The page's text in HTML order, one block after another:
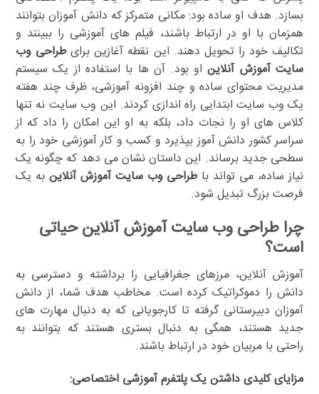
بسازد. هدف او ساده بود: مکانی متمرکز که دانش آموزان بتوانند
همزمان با او در ارتباط باشند، فیلم های آموزشی را ببینند و
تکالیف خود را تحویل دهند. این نقطه آغازین برایطراحی وب
سایت آموزش آنلایناو بود. آن ها با استفاده از یک سیستم
مدیریت محتوای ساده و چند افزونه آموزشی، ظرف چند هفته
یک وب سایت ابتدایی راه اندازی کردند. این وب سایت نه تنها
کلاس های او را نجات داد، بلکه به او این امکان را داد که از
سراسر کشور دانش آموز بپذیرد و کسب و کار آموزشی خود را به
سطحی جدید برساند. این داستان نشان می دهد که چگونه یک
نیاز ساده، می تواند باطراحی وب سایت آموزش آنلاین به یک
فرصت بزرگ تبدیل شود.
چرا طراحی وب سایت آموزش آنلاین حیاتی
است؟
آموزش آنلاین، مرزهای جغرافیایی را برداشته و دسترسی به
دانش را دموکراتیک کرده است. مخاطب هدف شما، از دانش
آموزان دبیرستانی گرفته تا کارجویانی که به دنبال مهارت های
جدید هستند، همگی به دنبال بستری هستند که بتوانند به
راحتی با مربیان خود در ارتباط باشند.
مزایای کلیدی داشتن یک پلتفرم آموزشی اختصاصی: